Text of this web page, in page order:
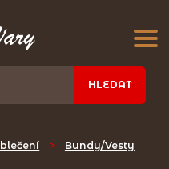
HLEDAT
> Bundy/Vesty